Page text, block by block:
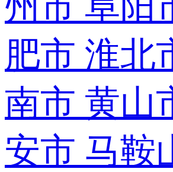
肥市 淮北
南市 黄山
安市 马鞍